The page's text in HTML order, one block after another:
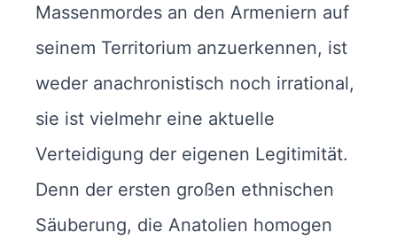
Massenmordes an den Armeniern auf
seinem Territorium anzuerkennen, ist
weder anachronistisch noch irrational,
sie ist vielmehr eine aktuelle
Verteidigung der eigenen Legitimität.
Denn der ­ersten großen ethnischen
Säuberung, die Anatolien homogen